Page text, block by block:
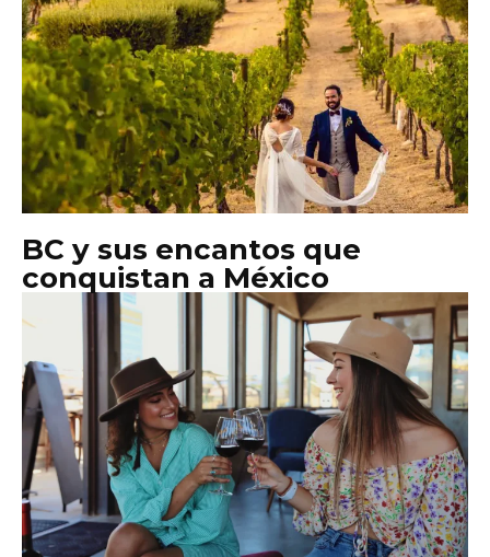
BC y sus encantos que
conquistan a México